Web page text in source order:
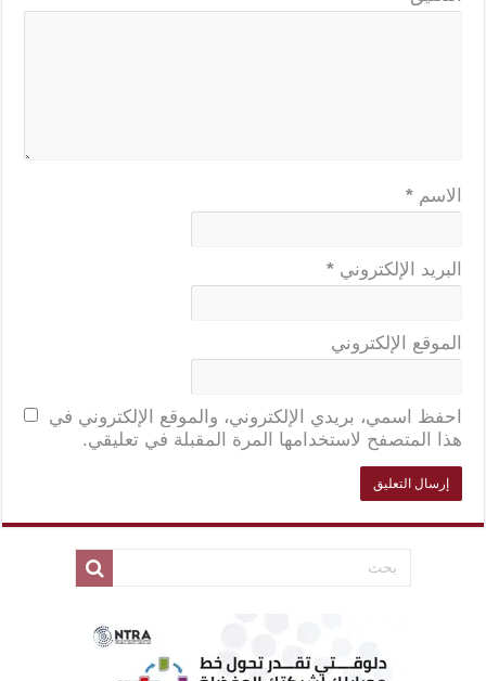
الاسم *
البريد الإلكتروني *
الموقع الإلكتروني
احفظ اسمي، بريدي الإلكتروني، والموقع الإلكتروني في
هذا المتصفح لاستخدامها المرة المقبلة في تعليقي.